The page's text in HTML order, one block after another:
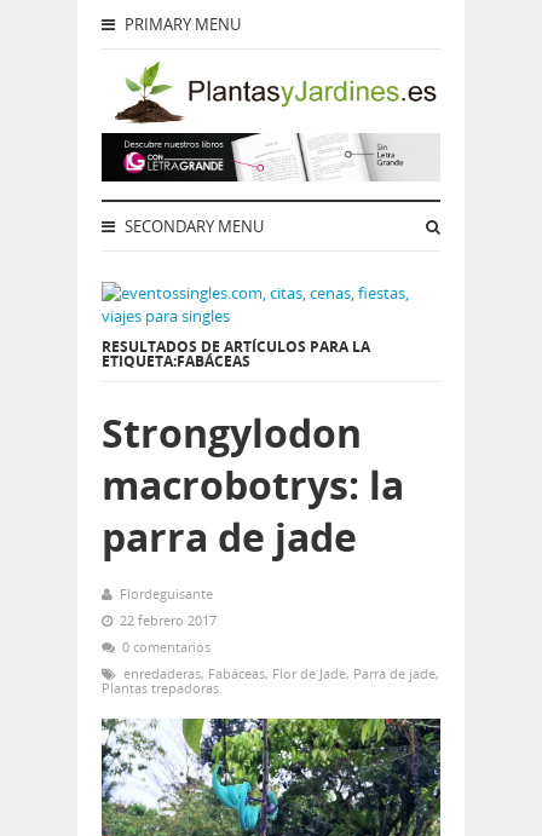
PRIMARY MENU
SECONDARY MENU
RESULTADOS DE ARTÍCULOS PARA LA
ETIQUETA:FABÁCEAS
Strongylodon
macrobotrys: la
parra de jade
Flordeguisante
22 febrero 2017
0 comentarios
enredaderas, Fabáceas, Flor de Jade, Parra de jade,
Plantas trepadoras